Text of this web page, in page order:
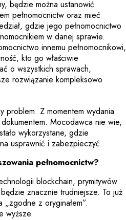
będzie można ustanowić
pełnomocnictw oraz mieć
gdzie jego pełnomocnictwo
w danej sprawie.
innemu pełnomocnikowi,
kto go właściwie
o wszystkich sprawach,
rozwiązanie kompleksowo
problem. Z momentem wydania
Mocodawca nie wie,
wykorzystane, gdzie
usprawnić i zabezpieczyć.
pełnomocnictw?
blockchain, prymitywów
znacznie trudniejsze. To już
z oryginałem”.
wyższe.